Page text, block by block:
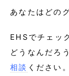
あなたはどの
EHSでチェッ
どうなんだろ
相談 ください。